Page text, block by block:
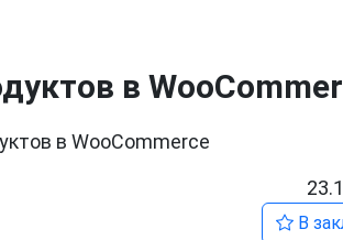
в
в WooCommerce
В